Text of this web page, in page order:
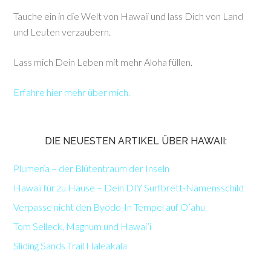
Tauche ein in die Welt von Hawaii und lass Dich von Land
und Leuten verzaubern.
Lass mich Dein Leben mit mehr Aloha füllen.
Erfahre hier mehr über mich.
DIE NEUESTEN ARTIKEL ÜBER HAWAII:
Plumeria – der Blütentraum der Inseln
Hawaii für zu Hause – Dein DIY Surfbrett-Namensschild
Verpasse nicht den Byodo-In Tempel auf O’ahu
Tom Selleck, Magnum und Hawai’i
Sliding Sands Trail Haleakala